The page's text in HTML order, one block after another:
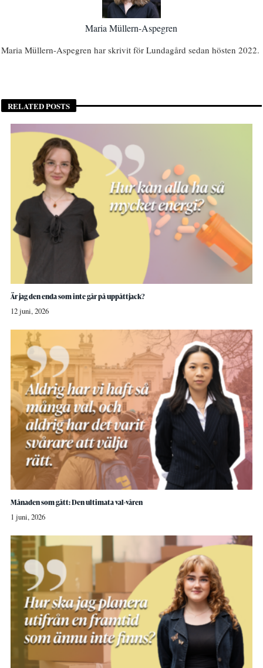
Maria Müllern-Aspegren
Maria Müllern-Aspegren har skrivit för Lundagård sedan hösten 2022.
RELATED POSTS
Är jag den enda som inte går på uppåttjack?
12 juni, 2026
Månaden som gått: Den ultimata val-våren
1 juni, 2026